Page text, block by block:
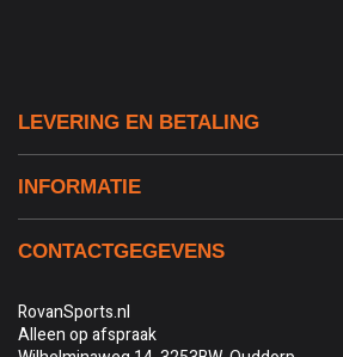
LEVERING EN BETALING
INFORMATIE
CONTACTGEGEVENS
RovanSports.nl
Alleen op afspraak